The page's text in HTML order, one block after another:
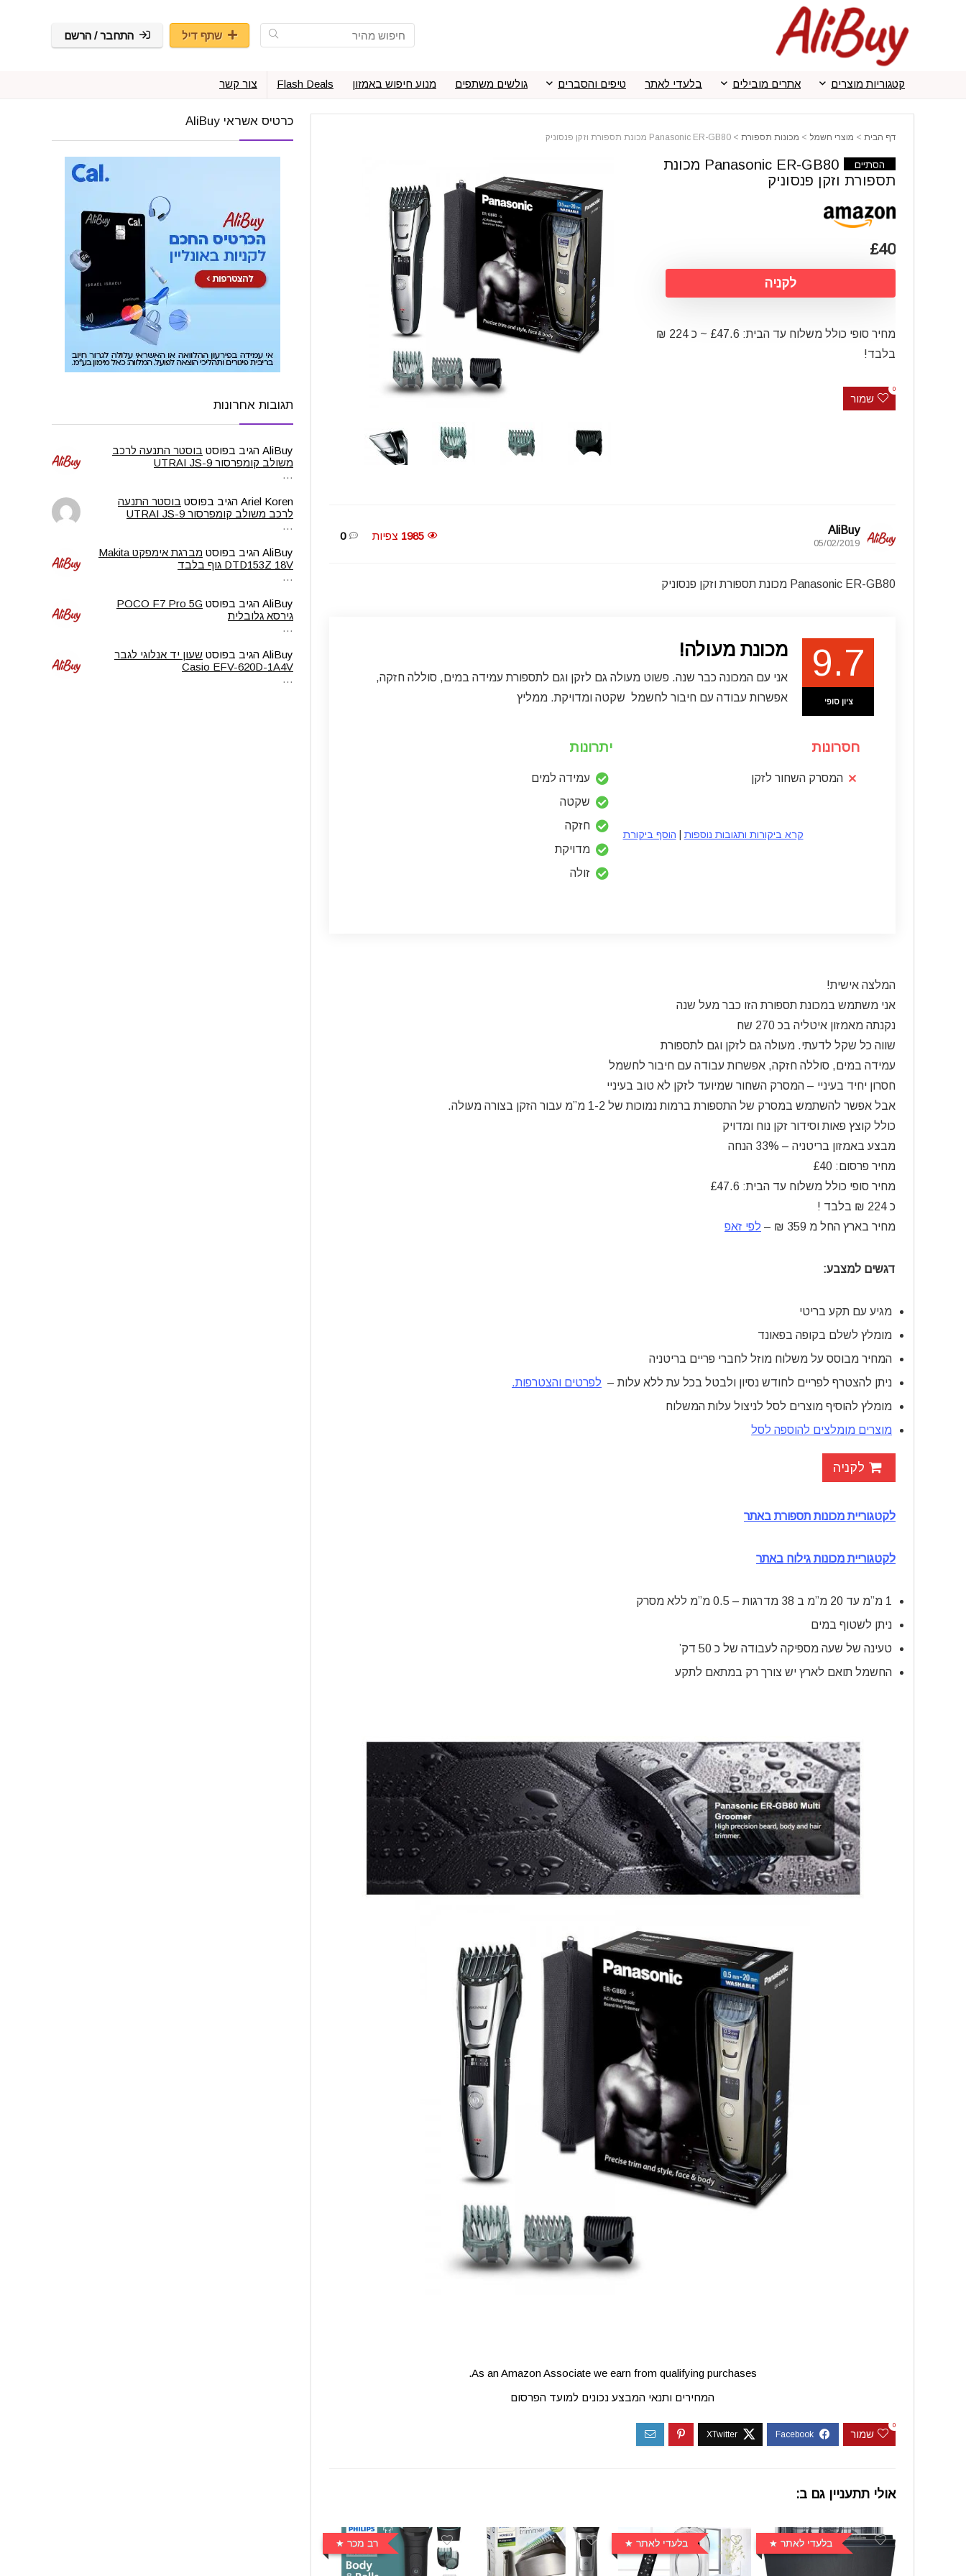
שתף דיל התחבר / הרשם
קטגוריות מוצרים אתרים מובילים בלעדי לאתר טיפים והסברים גולשים משתפים מנוע חיפוש באמזון Flash Deals צור קשר
דף הבית > מוצרי חשמל > מכונות תספורת > Panasonic ER-GB80 מכונת תספורת וזקן פנסוניק
הסתיים
Panasonic ER-GB80 מכונת
תספורת וזקן פנסוניק
£40
לקניה
מחיר סופי כולל משלוח עד הבית: £47.6 ~ כ 224 ₪
בלבד!
שמור
0
AliBuy
05/02/2019
1985 צפיות 0
Panasonic ER-GB80 מכונת תספורת וזקן פנסוניק
9.7
ציון סופי
מכונת מעולה!
אני עם המכונה כבר שנה. פשוט מעולה גם לזקן וגם לתספורת עמידה במים, סוללה חזקה,
אפשרות עבודה עם חיבור לחשמל שקטה ומדויקת. ממליץ
יתרונות
עמידה למים
שקטה
חזקה
מדויקת
זולה
חסרונות
המסרק השחור לזקן
הוסף ביקורת | קרא ביקורות ותגובות נוספות
המלצה אישית!
אני משתמש במכונת תספורת הזו כבר מעל שנה
נקנתה מאמזון איטליה בכ 270 שח
שווה כל שקל לדעתי. מעולה גם לזקן וגם לתספורת
עמידה במים, סוללה חזקה, אפשרות עבודה עם חיבור לחשמל
חסרון יחיד בעיניי – המסרק השחור שמיועד לזקן לא טוב בעיניי
אבל אפשר להשתמש במסרק של התספורת ברמות נמוכות של 1-2 מ”מ עבור הזקן בצורה מעולה.
כולל קוצץ פאות וסידור זקן נוח ומדויק
מבצע באמזון בריטניה – 33% הנחה
מחיר פרסום: £40
מחיר סופי כולל משלוח עד הבית: £47.6
כ 224
₪ בלבד !
מחיר בארץ החל מ 359
₪
– לפי זאפ
דגשים למצבע:
מגיע עם תקע בריטי
מומלץ לשלם בקופה בפאונד
המחיר מבוסס על משלוח מוזל לחברי פריים בריטניה
ניתן להצטרף לפריים לחודש נסיון ולבטל בכל עת ללא עלות – לפרטים והצטרפות.
מומלץ להוסיף מוצרים לסל לניצול עלות המשלוח
מוצרים מומלצים להוספה לסל
לקניה
לקטגוריית מכונות תספורת באתר
לקטגוריית מכונות גילוח באתר
1 מ”מ עד 20 מ”מ ב 38 מדרגות – 0.5 מ”מ ללא מסרק
ניתן לשטוף במים
טעינה של שעה מספיקה לעבודה של כ 50 דק’
החשמל תואם לארץ יש צורך רק במתאם לתקע
As an Amazon Associate we earn from qualifying purchases.
המחירים ותנאי המבצע נכונים למועד הפרסום
שמור
0
אולי תתעניין גם ב:
בלעדי לאתר בלעדי לאתר רב מכר
כרטיס אשראי AliBuy
תגובות אחרונות
AliBuy הגיב בפוסט בוסטר התנעה לרכב
משולב קומפרסור UTRAI JS-9
…
Ariel Koren הגיב בפוסט בוסטר התנעה
לרכב משולב קומפרסור UTRAI JS-9
…
AliBuy הגיב בפוסט
מברגת אימפקט Makita
DTD153Z 18V גוף בלבד
…
AliBuy הגיב בפוסט POCO F7 Pro 5G
גירסא גלובלית
…
AliBuy הגיב בפוסט שעון יד אנלוגי לגבר
Casio EFV-620D-1A4V
…